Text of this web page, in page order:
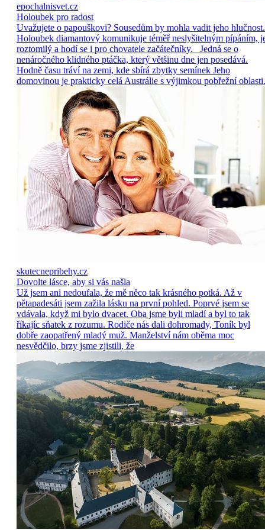
epochalnisvet.cz
Holoubek pro radost
Uvažujete o papouškovi? Sousedům by mohla vadit jeho hlučnost.
Holoubek diamantový komunikuje téměř neslyšitelným pípáním,
roztomilý a hodí se i pro chovatele začátečníky. Jedná se o
nenáročného klidného ptáčka, který většinu dne jen posedává.
Hodně času tráví na zemi, kde sbírá zbytky semínek Jeho
domovinou je prakticky celá Austrálie s výjimkou pobřežní oblasti.
skutecnepribehy.cz
Dovolte lásce, aby si vás našla
Už jsem ani nedoufala, že mě něco tak krásného potká. Až v
pětapadesáti jsem zažila lásku na první pohled. Poprvé jsem se
vdávala, když mi bylo dvacet. Oba jsme byli mladí a byl to tak
říkajíc sňatek z rozumu. Rodiče nás dali dohromady, Toník byl
dobře zaopatřený mladý muž. Manželství nám oběma moc
nesvědčilo, brzy jsme zjistili, že